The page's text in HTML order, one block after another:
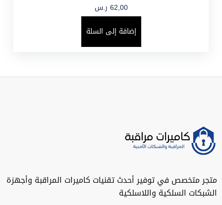
62,00 ر.س
إضافة إلى السلة
متجر متخصص في توفير أحدث تقنيات كاميرات المراقبة وأجهزة
الشبكات السلكية واللاسلكية